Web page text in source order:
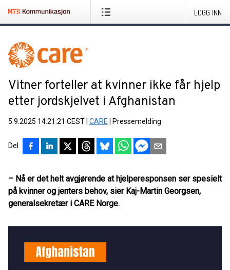
LOGG INN
Vitner forteller at kvinner ikke får hjelp
etter jordskjelvet i Afghanistan
5.9.2025 14:21:21 CEST CARE Pressemelding
Del
– Nå er det helt avgjørende at hjelperesponsen ser spesielt
på kvinner og jenters behov, sier Kaj-Martin Georgsen,
generalsekretær i CARE Norge.